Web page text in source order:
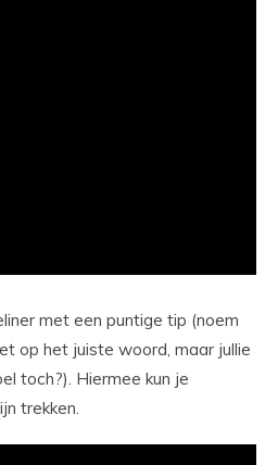
met een puntige tip (noem
op het juiste woord, maar jullie
toch?). Hiermee kun je
trekken.